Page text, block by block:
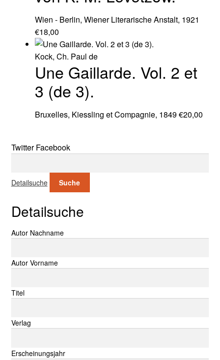
Wien - Berlin, Wiener Literarische Anstalt, 1921
€18,00
Kock, Ch. Paul de
Une Gaillarde. Vol. 2 et
3 (de 3).
Bruxelles, Kiessling et Compagnie, 1849€20,00
Twitter Facebook
Detailsuche Suche
Detailsuche
Suche nach:
Autor Nachname
Autor Vorname
Titel
Verlag
Erscheinungsjahr